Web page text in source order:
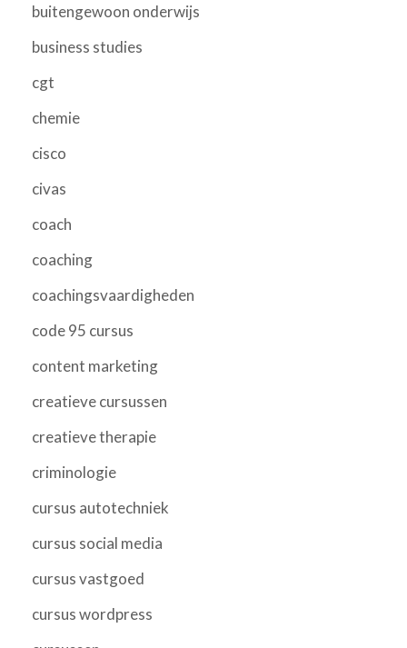
buitengewoon onderwijs
business studies
cgt
chemie
cisco
civas
coach
coaching
coachingsvaardigheden
code 95 cursus
content marketing
creatieve cursussen
creatieve therapie
criminologie
cursus autotechniek
cursus social media
cursus vastgoed
cursus wordpress